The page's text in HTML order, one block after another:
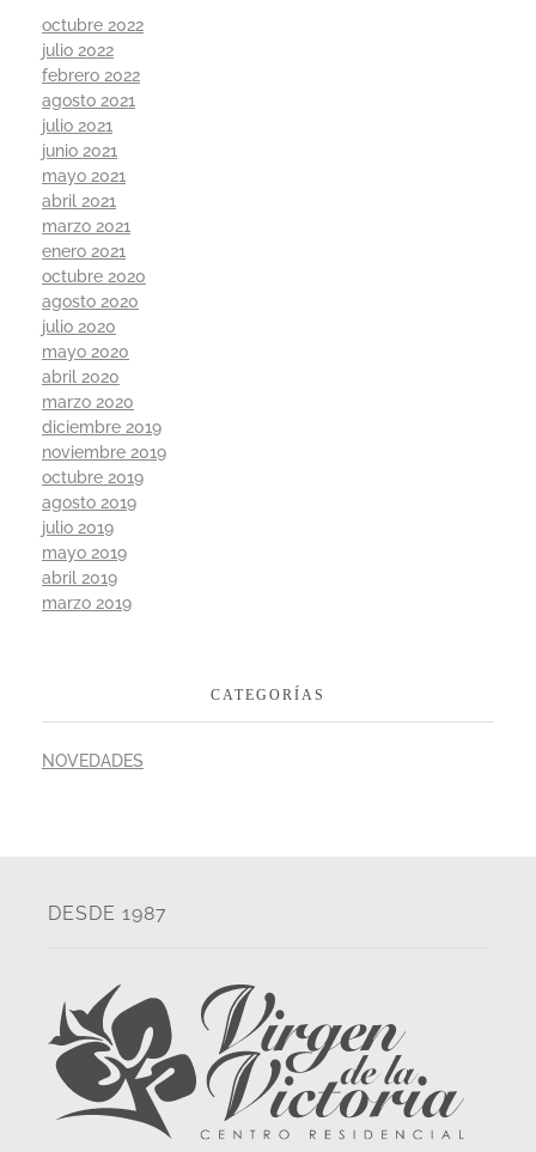
octubre 2022
julio 2022
febrero 2022
agosto 2021
julio 2021
junio 2021
mayo 2021
abril 2021
marzo 2021
enero 2021
octubre 2020
agosto 2020
julio 2020
mayo 2020
abril 2020
marzo 2020
diciembre 2019
noviembre 2019
octubre 2019
agosto 2019
julio 2019
mayo 2019
abril 2019
marzo 2019
CATEGORÍAS
NOVEDADES
DESDE 1987